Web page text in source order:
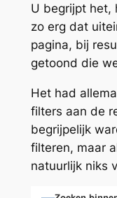
U begrijpt het,
zo erg dat
pagina, bij
getoond die
Het had
filters aan de
begrijpelijk
filteren, maar
natuurlijk niks